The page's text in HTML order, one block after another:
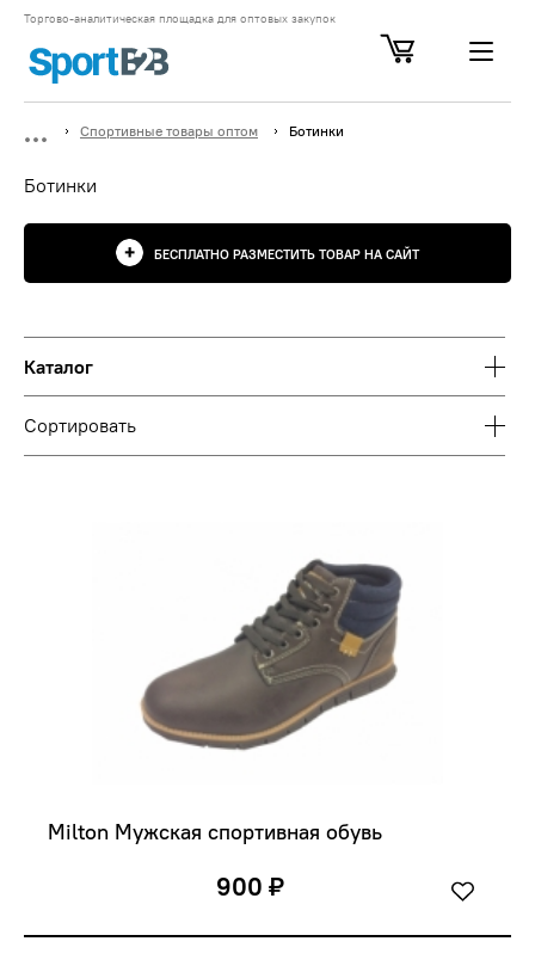
Торгово-аналитическая площадка для оптовых закупок
Спортивные товары оптом Ботинки
Ботинки
БЕСПЛАТНО РАЗМЕСТИТЬ ТОВАР НА САЙТ
Каталог
Сортировать
Milton Мужская спортивная обувь
900 ₽